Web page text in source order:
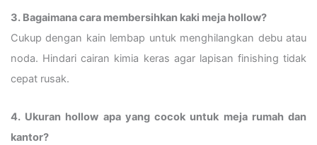
3. Bagaimana cara membersihkan kaki meja hollow?
Cukup dengan kain lembap untuk menghilangkan debu atau
noda. Hindari cairan kimia keras agar lapisan finishing tidak
cepat rusak.
4. Ukuran hollow apa yang cocok untuk meja rumah dan
kantor?